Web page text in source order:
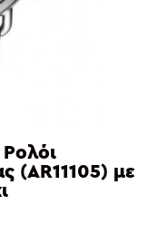
(AR11105) με